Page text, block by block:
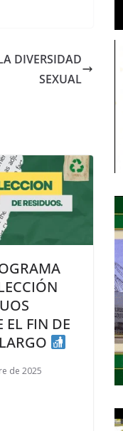
DIVERSIDAD
SEXUAL
EL FIN DE
de 2025